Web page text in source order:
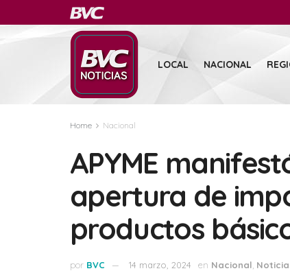
LOCAL NACIONAL
Home Nacional
APYME
apertura de
productos
por BVC 14 marzo, 2024 en Nacional